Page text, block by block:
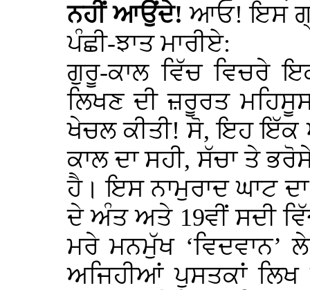
ਨਹੀਂ ਆਉਂਦੇ!ਆਓ! ਇਸ
ਪੰਛੀ-ਝਾਤ ਮਾਰੀਏ:
ਗੁਰੂ-ਕਾਲ ਵਿੱਚ ਵਿਚਰੇ
ਲਿਖਣ ਦੀ ਜ਼ਰੂਰਤ
ਖੇਚਲ ਕੀਤੀ! ਸੋ, ਇਹ ਇੱਕ
ਕਾਲ ਦਾ ਸਹੀ, ਸੱਚਾ ਤੇ
ਹੈ। ਇਸ ਨਾਮੁਰਾਦ ਘਾਟ
ਦੇ ਅੰਤ ਅਤੇ 19ਵੀਂ ਸਦੀ
ਮਰੇ ਮਨਮੁੱਖ ‘ਵਿਦਵਾਨ’
ਅਜਿਹੀਆਂ ਪੁਸਤਕਾਂ ਲਿਖ